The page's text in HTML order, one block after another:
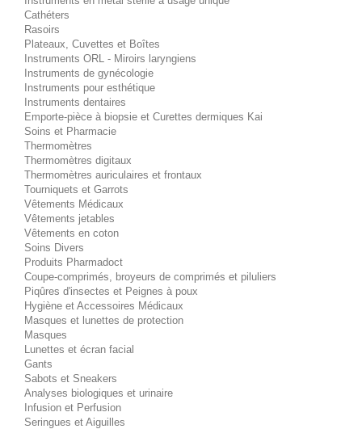
Cathéters
Rasoirs
Plateaux, Cuvettes et Boîtes
Instruments ORL - Miroirs laryngiens
Instruments de gynécologie
Instruments pour esthétique
Instruments dentaires
Emporte-pièce à biopsie et Curettes dermiques Kai
Soins et Pharmacie
Thermomètres
Thermomètres digitaux
Thermomètres auriculaires et frontaux
Tourniquets et Garrots
Vêtements Médicaux
Vêtements jetables
Vêtements en coton
Soins Divers
Produits Pharmadoct
Coupe-comprimés, broyeurs de comprimés et piluliers
Piqûres d'insectes et Peignes à poux
Hygiène et Accessoires Médicaux
Masques et lunettes de protection
Masques
Lunettes et écran facial
Gants
Sabots et Sneakers
Analyses biologiques et urinaire
Infusion et Perfusion
Seringues et Aiguilles